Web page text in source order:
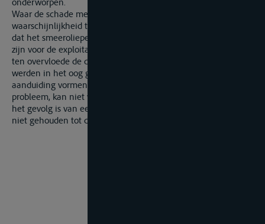
Waar de schade met aan zekerheid grenzende
waarschijnlijkheid te wijten is aan een gebrek aan smeerolie,
dat het smeeroliepeil en de oliedruk uiterlijk waarneembaar
zijn voor de exploitant van het schip en dus controleerbaar, en
ten overvloede de druk en temperaturen van de motor niet
werden in het oog gehouden, hoewel die reeds een
aanduiding vormend van een op handen zijnde defect of
probleem, kan niet worden aangenomen dat het schadegeval
het gevolg is van een verborgen gebrek en zijn verzekeraars
niet gehouden tot dekking ervan.